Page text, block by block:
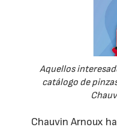
Aquellos
catálogo de
Chauvin Arnoux